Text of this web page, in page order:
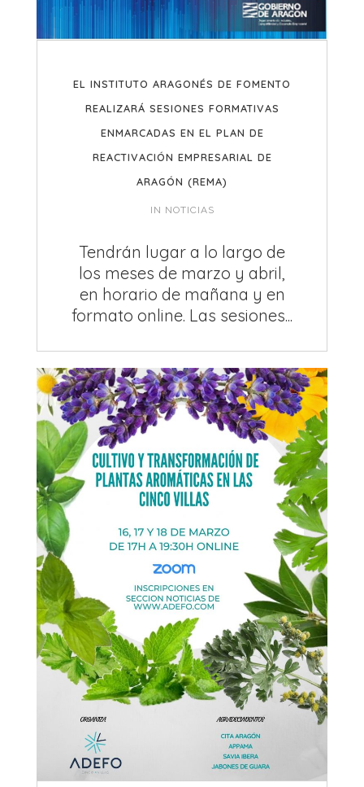
EL INSTITUTO ARAGONÉS DE FOMENTO
REALIZARÁ SESIONES FORMATIVAS
ENMARCADAS EN EL PLAN DE
REACTIVACIÓN EMPRESARIAL DE
ARAGÓN (REMA)
IN NOTICIAS
Tendrán lugar a lo largo de
los meses de marzo y abril,
en horario de mañana y en
formato online. Las sesiones...